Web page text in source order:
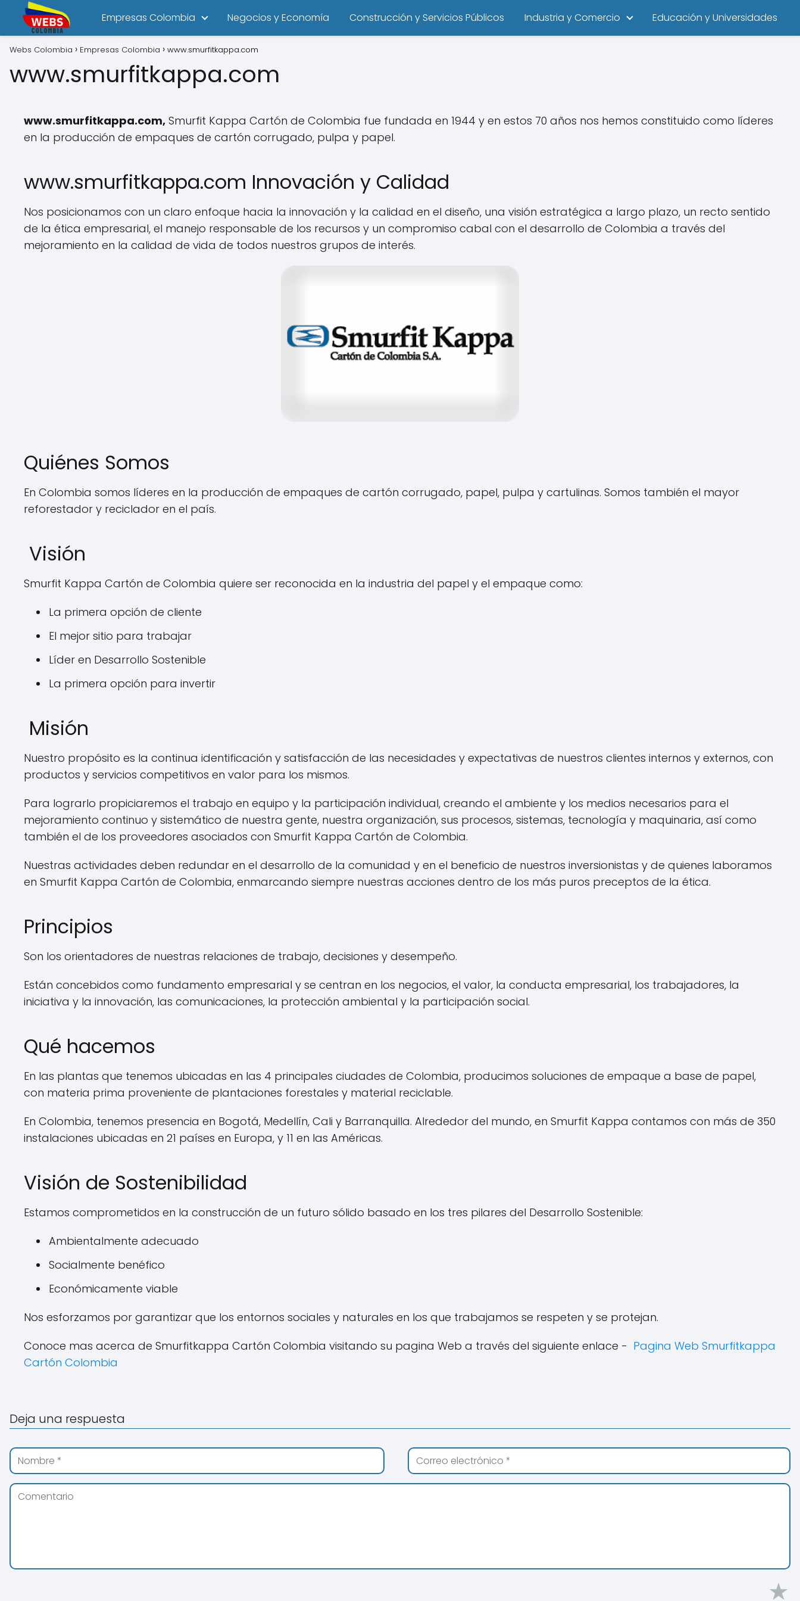
Empresas Colombia Negocios y Economía Construcción y Servicios Públicos Industria y Comercio Educación y Universidades
Webs Colombia Empresas Colombia www.smurfitkappa.com
www.smurfitkappa.com
www.smurfitkappa.com, Smurfit Kappa Cartón de Colombia fue fundada en 1944 y en estos 70 años nos hemos constituido como líderes
en la producción de empaques de cartón corrugado, pulpa y papel.
www.smurfitkappa.com Innovación y Calidad
Nos posicionamos con un claro enfoque hacia la innovación y la calidad en el diseño, una visión estratégica a largo plazo, un recto sentido
de la ética empresarial, el manejo responsable de los recursos y un compromiso cabal con el desarrollo de Colombia a través del
mejoramiento en la calidad de vida de todos nuestros grupos de interés.
Quiénes Somos
En Colombia somos líderes en la producción de empaques de cartón corrugado, papel, pulpa y cartulinas. Somos también el mayor
reforestador y reciclador en el país.
Visión
Smurfit Kappa Cartón de Colombia quiere ser reconocida en la industria del papel y el empaque como:
La primera opción de cliente
El mejor sitio para trabajar
Líder en Desarrollo Sostenible
La primera opción para invertir
Misión
Nuestro propósito es la continua identificación y satisfacción de las necesidades y expectativas de nuestros clientes internos y externos, con
productos y servicios competitivos en valor para los mismos.
Para lograrlo propiciaremos el trabajo en equipo y la participación individual, creando el ambiente y los medios necesarios para el
mejoramiento continuo y sistemático de nuestra gente, nuestra organización, sus procesos, sistemas, tecnología y maquinaria, así como
también el de los proveedores asociados con Smurfit Kappa Cartón de Colombia.
Nuestras actividades deben redundar en el desarrollo de la comunidad y en el beneficio de nuestros inversionistas y de quienes laboramos
en Smurfit Kappa Cartón de Colombia, enmarcando siempre nuestras acciones dentro de los más puros preceptos de la ética.
Principios
Son los orientadores de nuestras relaciones de trabajo, decisiones y desempeño.
Están concebidos como fundamento empresarial y se centran en los negocios, el valor, la conducta empresarial, los trabajadores, la
iniciativa y la innovación, las comunicaciones, la protección ambiental y la participación social.
Qué hacemos
En las plantas que tenemos ubicadas en las 4 principales ciudades de Colombia, producimos soluciones de empaque a base de papel,
con materia prima proveniente de plantaciones forestales y material reciclable.
En Colombia, tenemos presencia en Bogotá, Medellín, Cali y Barranquilla. Alrededor del mundo, en Smurfit Kappa contamos con más de 350
instalaciones ubicadas en 21 países en Europa, y 11 en las Américas.
Visión de Sostenibilidad
Estamos comprometidos en la construcción de un futuro sólido basado en los tres pilares del Desarrollo Sostenible:
Ambientalmente adecuado
Socialmente benéfico
Económicamente viable
Nos esforzamos por garantizar que los entornos sociales y naturales en los que trabajamos se respeten y se protejan.
Conoce mas acerca de Smurfitkappa Cartón Colombia visitando su pagina Web a través del siguiente enlace - Pagina Web Smurfitkappa
Cartón Colombia
Deja una respuesta
★